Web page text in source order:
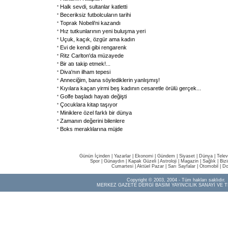
Halk sevdi, sultanlar katletti
Beceriksiz futbolcuların tarihi
Toprak Nobeli'ni kazandı
Hız tutkunlarının yeni buluşma yeri
Uçuk, kaçık, özgür ama kadın
Evi de kendi gibi rengarenk
Ritz Carlton'da müzayede
Bir atı takip etmek!...
Diva'nın ilham tepesi
Anneciğim, bana söylediklerin yanlışmış!
Kıyılara kaçan yirmi beş kadının cesaretle örülü gerçek
Golfe başladı hayatı değişti
Çocuklara kitap taşıyor
Miniklere özel farklı bir dünya
Zamanın değerini bilenlere
Boks meraklılarına müjde
Günün İçinden Yazarlar Ekonomi Gündem Siyaset Dünya |
Spor
Günaydın Kapak Güzeli Astroloji Magazin Sağlık
Cumartesi| Aktüel Pazar| Sarı Sayfalar| Otomobil
Copyright © 2003, 2004 - Tüm hakları saklıdır.
MERKEZ GAZETE DERGİ BASIM YAYINCILIK SANAYİ VE